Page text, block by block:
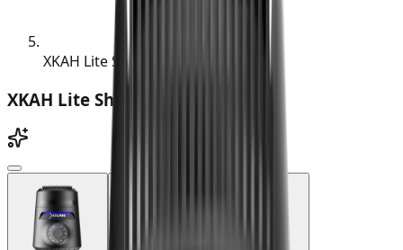
XKAH Lite Shisha E-HMD
XKAH Lite Shisha E-HMD